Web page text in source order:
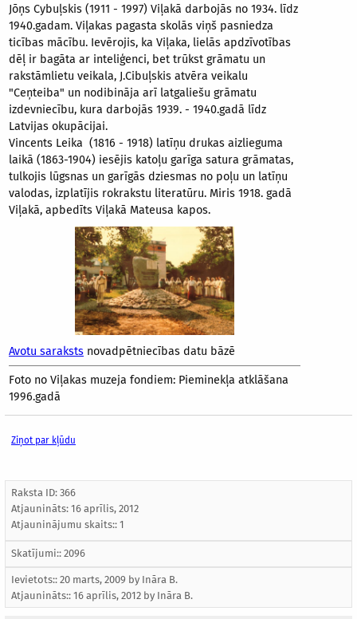
Jōņs Cybuļskis (1911 - 1997) Viļakā darbojās no 1934. līdz
1940.gadam. Viļakas pagasta skolās viņš pasniedza
ticības mācību. Ievērojis, ka Viļaka, lielās apdzīvotības
dēļ ir bagāta ar inteliģenci, bet trūkst grāmatu un
rakstāmlietu veikala, J.Cibuļskis atvēra veikalu
"Ceņteiba" un nodibināja arī latgaliešu grāmatu
izdevniecību, kura darbojās 1939. - 1940.gadā līdz
Latvijas okupācijai.
Vincents Leika (1816 - 1918) latīņu drukas aizlieguma
laikā (1863-1904) iesējis katoļu garīga satura grāmatas,
tulkojis lūgsnas un garīgās dziesmas no poļu un latīņu
valodas, izplatījis rokrakstu literatūru. Miris 1918. gadā
Viļakā, apbedīts Viļakā Mateusa kapos.
Avotu saraksts novadpētniecības datu bāzē
Foto no Viļakas muzeja fondiem: Pieminekļa atklāšana
1996.gadā
Ziņot par kļūdu
Raksta ID: 366
Atjaunināts: 16 aprīlis, 2012
Atjauninājumu skaits:: 1
Skatījumi:: 2096
Ievietots:: 20 marts, 2009 by Ināra B.
Atjaunināts:: 16 aprīlis, 2012 by Ināra B.